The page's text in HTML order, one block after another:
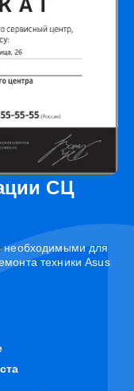
СЦ
необходимыми для
техники Asus